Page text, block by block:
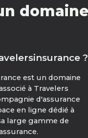
?
est un domaine
à Travelers
d'assurance
en ligne dédié à
large gamme de